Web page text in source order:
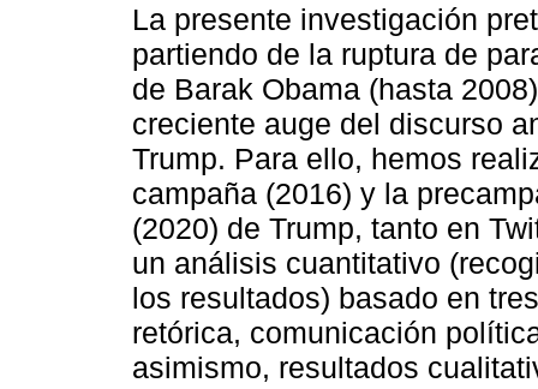
La presente investigación
partiendo de la ruptura de
de Barak Obama (hasta
creciente auge del discurso
Trump. Para ello, hemos
campaña (2016) y la
(2020) de Trump, tanto en
un análisis cuantitativo
los resultados) basado en
retórica, comunicación
asimismo, resultados